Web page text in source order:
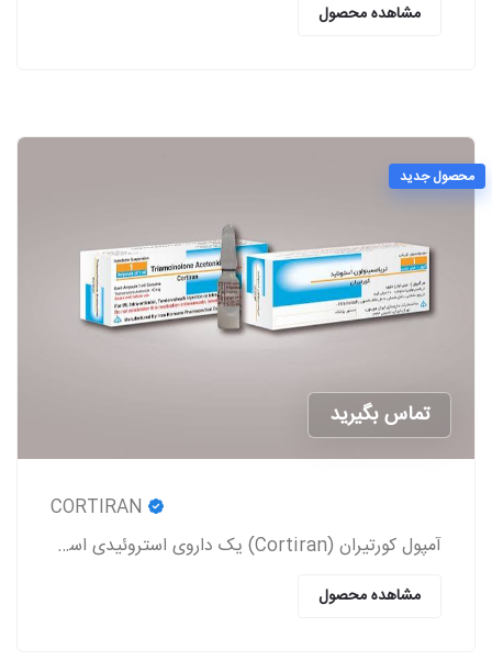
مشاهده محصول
محصول جدید
تماس بگیرید
آمپول کورتیران (Cortiran) یک داروی استروئیدی است که معمولاً برای درمان التهاب و درد ناشی از شرایط مختلف پزشکی استفاده می‌شود.
مشاهده محصول